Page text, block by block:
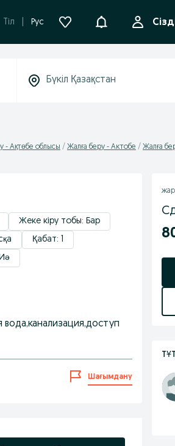
Tіл Рус Ақпараттандыру
- Ақтөбе облысы Жалға беру - Актобе Жалға
Жеке кіру тобы: Бар
Қабат: 1
Шағымдану